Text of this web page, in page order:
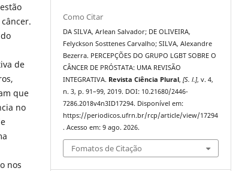
de
que
no
nos
Como Citar
DA SILVA, Arlean Salvador; DE OLIVEIRA,
Felyckson Sosttenes Carvalho; SILVA, Alexandre
Bezerra. PERCEPÇÕES DO GRUPO LGBT SOBRE O
CÂNCER DE PRÓSTATA: UMA REVISÃO
INTEGRATIVA. Revista Ciência Plural,[S. l.], v. 4,
n. 3, p. 91–99, 2019. DOI: 10.21680/2446-
7286.2018v4n3ID17294. Disponível em:
https://periodicos.ufrn.br/rcp/article/view/17294
. Acesso em: 9 ago. 2026.
Fomatos de Citação